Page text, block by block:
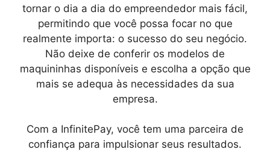
tornar o dia a dia do empreendedor mais fácil,
permitindo que você possa focar no que
realmente importa: o sucesso do seu negócio.
Não deixe de conferir os modelos de
maquininhas disponíveis e escolha a opção que
mais se adequa às necessidades da sua
empresa.
Com a InfinitePay, você tem uma parceira de
confiança para impulsionar seus resultados.